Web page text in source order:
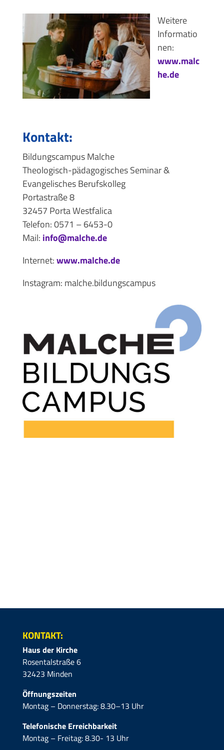
Weitere
Informatio
nen:
www.malc
he.de
Kontakt:
Bildungscampus Malche
Theologisch-pädagogisches Seminar &
Evangelisches Berufskolleg
Portastraße 8
32457 Porta Westfalica
Telefon: 0571 – 6453-0
Mail: info@malche.de
Internet:www.malche.de
Instagram: malche.bildungscampus
KONTAKT:
Haus der Kirche
Rosentalstraße 6
32423 Minden
Öffnungszeiten
Montag – Donnerstag: 8.30–13 Uhr
Telefonische Erreichbarkeit
Montag – Freitag: 8.30- 13 Uhr